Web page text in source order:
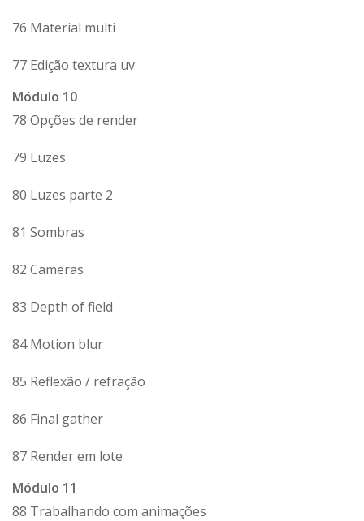
76 Material multi
77 Edição textura uv
Módulo 10
78 Opções de render
79 Luzes
80 Luzes parte 2
81 Sombras
82 Cameras
83 Depth of field
84 Motion blur
85 Reflexão / refração
86 Final gather
87 Render em lote
Módulo 11
88 Trabalhando com animações